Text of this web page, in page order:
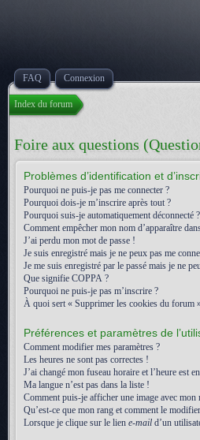
FAQ Connexion
Index du forum
Foire aux questions
Problèmes d’identification et
Pourquoi ne puis-je pas me connecter ?
Pourquoi dois-je m’inscrire après tout ?
Pourquoi suis-je automatiquement déconnecté ?
Comment empêcher mon nom d’apparaître
J’ai perdu mon mot de passe !
Je suis enregistré mais je ne peux pas me
Je me suis enregistré par le passé mais je ne
Que signifie COPPA ?
Pourquoi ne puis-je pas m’inscrire ?
À quoi sert « Supprimer les cookies du forum
Préférences et paramètres de
Comment modifier mes paramètres ?
Les heures ne sont pas correctes !
J’ai changé mon fuseau horaire et l’heure est
Ma langue n’est pas dans la liste !
Comment puis-je afficher une image avec mon
Qu’est-ce que mon rang et comment le
Lorsque je clique sur le lien e-mail d’un